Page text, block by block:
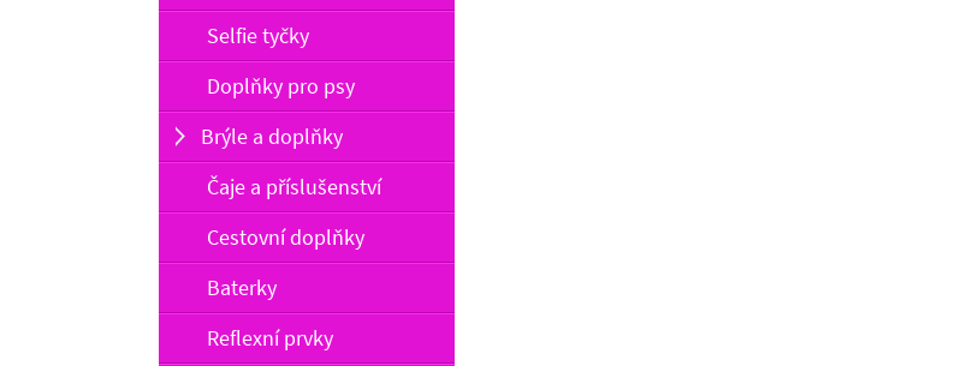
Selfie tyčky
Doplňky pro psy
Brýle a doplňky
Čaje a příslušenství
Cestovní doplňky
Baterky
Reflexní prvky